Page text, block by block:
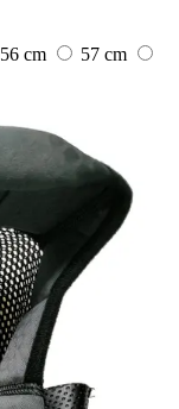
56 cm
57 cm